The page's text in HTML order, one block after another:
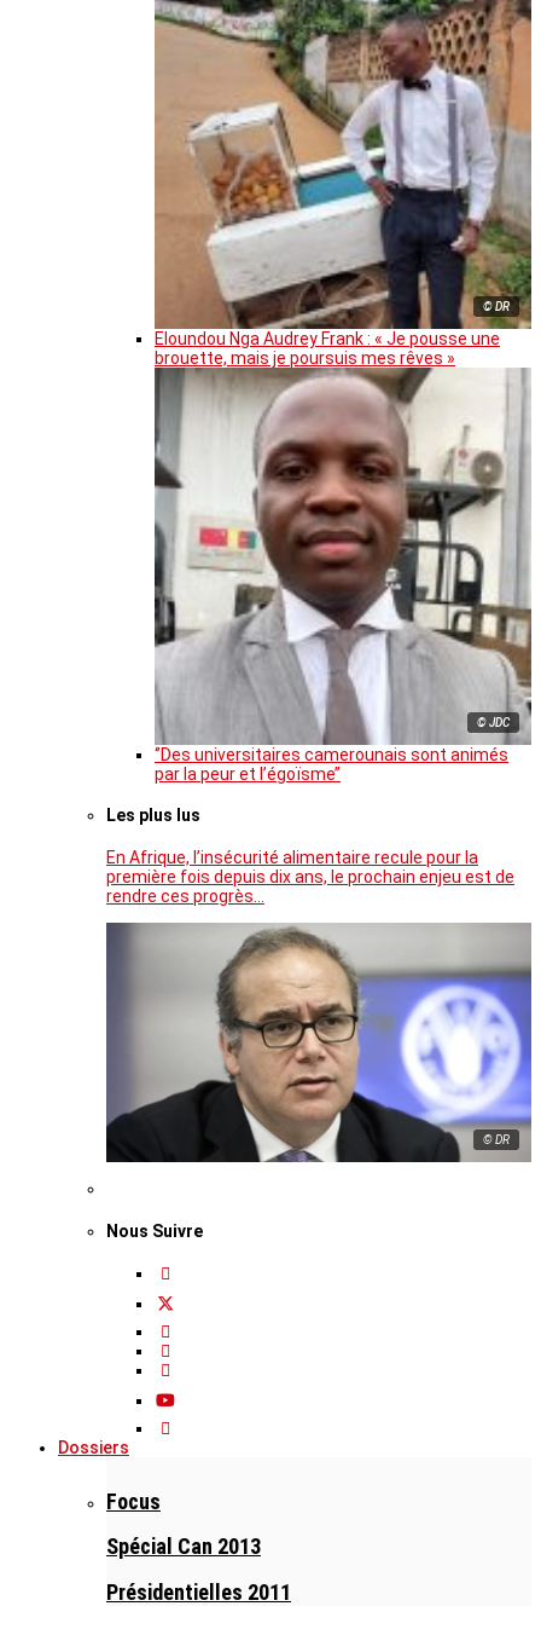
© DR
Eloundou Nga Audrey Frank : « Je pousse une
brouette, mais je poursuis mes rêves »
© JDC
‘’Des universitaires camerounais sont animés
par la peur et l’égoïsme’’
Les plus lus
En Afrique, l’insécurité alimentaire recule pour la
première fois depuis dix ans, le prochain enjeu est de
rendre ces progrès…
© DR
Nous Suivre
Dossiers
Focus
Spécial Can 2013
Présidentielles 2011